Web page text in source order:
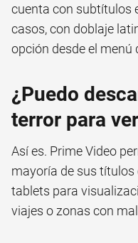
cuenta con subtítulos
casos, con doblaje
opción desde el menú
¿Puedo
terror para
Así es. Prime Video
mayoría de sus
tablets para
viajes o zonas con